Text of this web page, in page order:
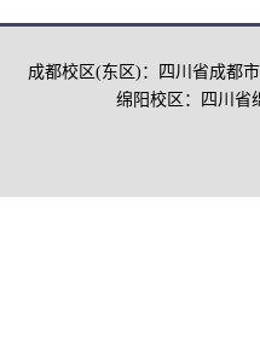
成都校区(东区)：四川省成都
绵阳校区：四川省